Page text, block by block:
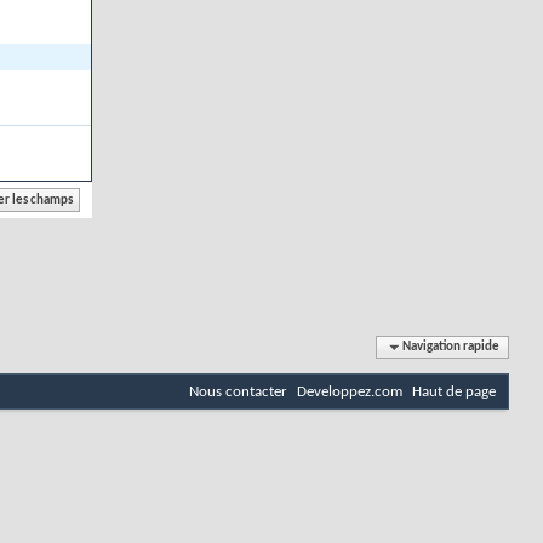
Navigation rapide
Nous contacter Developpez.com Haut de page